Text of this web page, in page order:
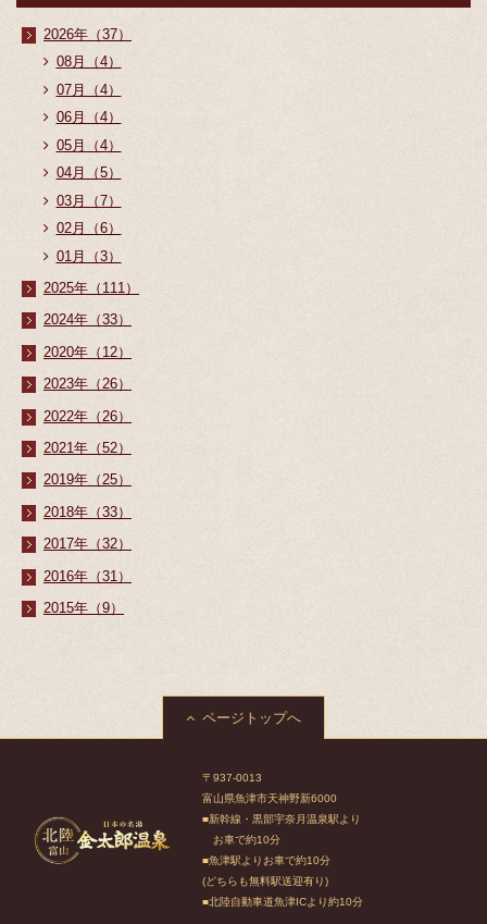
2026年（37）
08月（4）
07月（4）
06月（4）
05月（4）
04月（5）
03月（7）
02月（6）
01月（3）
2025年（111）
2024年（33）
2020年（12）
2023年（26）
2022年（26）
2021年（52）
2019年（25）
2018年（33）
2017年（32）
2016年（31）
2015年（9）
ページトップへ
〒937-0013
富山県魚津市天神野新6000
■新幹線・黒部宇奈月温泉駅より
お車で約10分
■魚津駅よりお車で約10分
(どちらも無料駅送迎有り)
■北陸自動車道魚津ICより約10分